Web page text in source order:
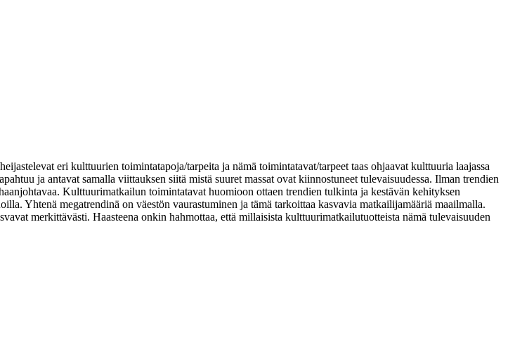
eri kulttuurien toimintatapoja/tarpeita ja nämä toimintatavat/tarpeet taas ohjaavat kulttuuria laajassa
ja antavat samalla viittauksen siitä mistä suuret massat ovat kiinnostuneet tulevaisuudessa. Ilman trendien
Kulttuurimatkailun toimintatavat huomioon ottaen trendien tulkinta ja kestävän kehityksen
Yhtenä megatrendinä on väestön vaurastuminen ja tämä tarkoittaa kasvavia matkailijamääriä maailmalla.
merkittävästi. Haasteena onkin hahmottaa, että millaisista kulttuurimatkailutuotteista nämä tulevaisuuden